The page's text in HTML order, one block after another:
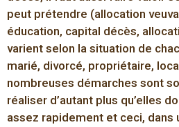
peut prétendre (allocation
éducation, capital décès,
varient selon la situation de
marié, divorcé, propriétaire,
nombreuses démarches sont
réaliser d’autant plus qu’elles
assez rapidement et ceci, dans